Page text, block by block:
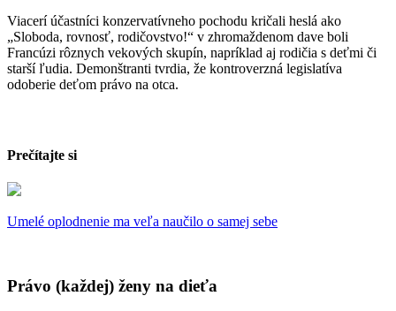
Viacerí účastníci konzervatívneho pochodu kričali heslá ako
„Sloboda, rovnosť, rodičovstvo!“ v zhromaždenom dave boli
Francúzi rôznych vekových skupín, napríklad aj rodičia s deťmi či
starší ľudia. Demonštranti tvrdia, že kontroverzná legislatíva
odoberie deťom právo na otca.
Prečítajte si
Umelé oplodnenie ma veľa naučilo o samej sebe
Právo (každej) ženy na dieťa